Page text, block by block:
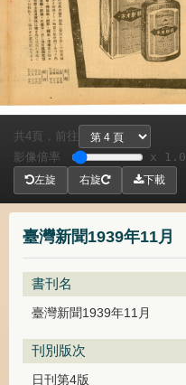
臺灣新聞1939年11月
書刊名
臺灣新聞1939年11月
刊別版次
日刊第4版
共4頁，
前往
影像倍率
x 1.0
左旋 右旋 下載